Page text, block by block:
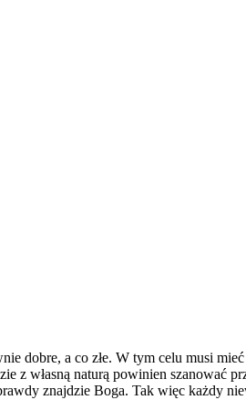
dobre, a co złe. W tym celu musi
z własną naturą powinien szanować
znajdzie Boga. Tak więc każdy